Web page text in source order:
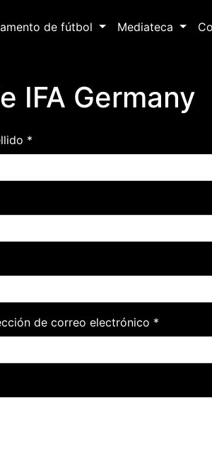
de fútbol Mediateca
IFA Germany
*
de correo electrónico *